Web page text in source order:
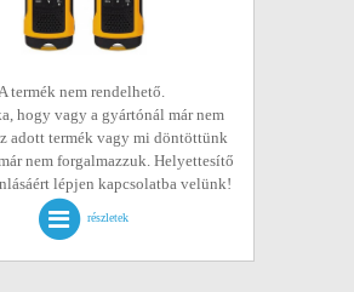
termék nem rendelhető.
hogy vagy a gyártónál már nem
adott termék vagy mi döntöttünk
nem forgalmazzuk. Helyettesítő
lépjen kapcsolatba velünk!
részletek